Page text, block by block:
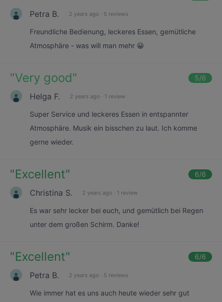
Petra B. 2 years ago · 5 reviews
Freundliche Bedienung, leckeres Essen, gemütliche
Atmosphäre - was will man mehr 😀
"Very good" 5/6
Helga F. 2 years ago · 1 review
Super Service und leckeres Essen in entspannter
Atmosphäre. Musik ein bisschen zu laut. Ich komme
gerne wieder.
"Excellent" 6/6
Christina S. 2 years ago · 1 review
Es war sehr lecker bei euch, und gemütlich bei Regen
unter dem großen Schirm. Danke!
"Excellent" 6/6
Petra B. 2 years ago · 5 reviews
Wie immer hat es uns auch heute wieder sehr gut